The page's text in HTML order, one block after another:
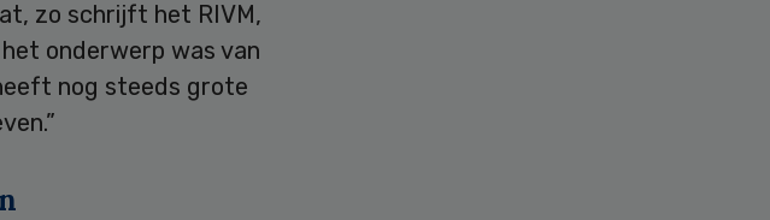
zo schrijft het RIVM,
onderwerp was van
nog steeds grote